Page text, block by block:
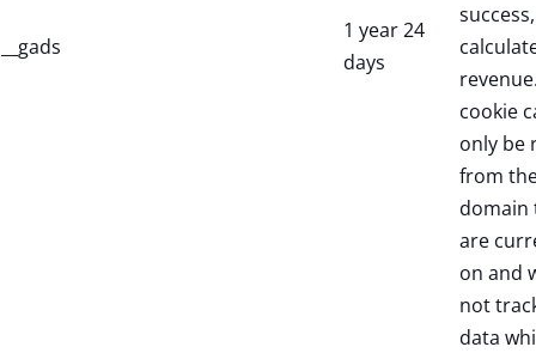
__gads
1 year 24
days
cookie
only be
from
domain
are
on and
not
data